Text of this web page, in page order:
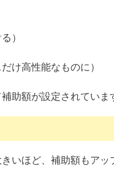
）
け高性能なものに）
助額が設定されていま
いほど、補助額もアッ